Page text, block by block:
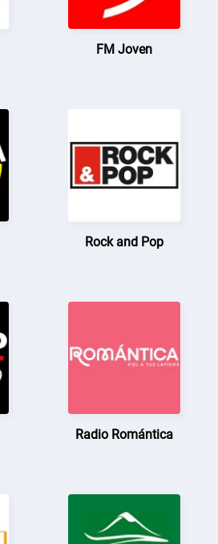
FM Joven
Rock and Pop
Radio Romántica